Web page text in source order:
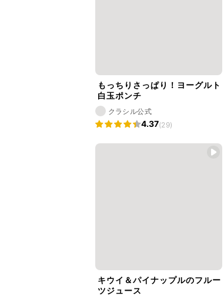
もっちりさっぱり！ヨーグルト
白玉ポンチ
クラシル公式
4.37(29)
キウイ＆パイナップルのフルー
ツジュース